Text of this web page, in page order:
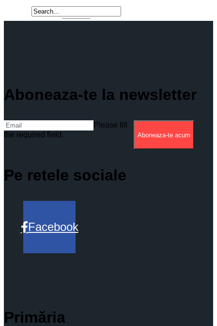
Aboneaza-te la newsletter
Please fill
the required field.
Aboneaza-te acum
Pe retele sociale
Facebook
Primăria